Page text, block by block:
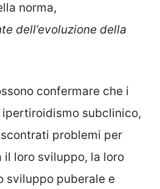
norma,
dell’evoluzione della
confermare che i
subclinico,
problemi per
il loro sviluppo, la loro
sviluppo puberale e